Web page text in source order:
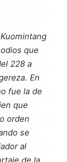
que
228 a
En
fue la de
que
orden
se
al